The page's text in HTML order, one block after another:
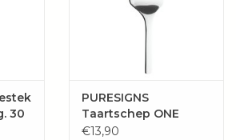
30
PURESIGNS
Taartschep ONE
Glans | 23.5 cm
€13,90